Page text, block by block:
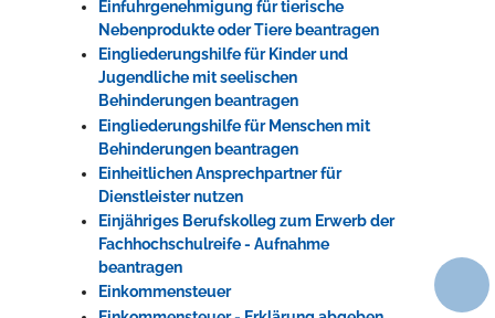
Einfuhrgenehmigung für tierische
Nebenprodukte oder Tiere beantragen
Eingliederungshilfe für Kinder und
Jugendliche mit seelischen
Behinderungen beantragen
Eingliederungshilfe für Menschen mit
Behinderungen beantragen
Einheitlichen Ansprechpartner für
Dienstleister nutzen
Einjähriges Berufskolleg zum Erwerb der
Fachhochschulreife - Aufnahme
beantragen
Einkommensteuer